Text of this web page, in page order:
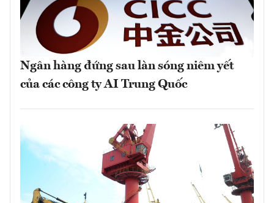
Ngân hàng đứng sau làn sóng niêm yết
của các công ty AI Trung Quốc